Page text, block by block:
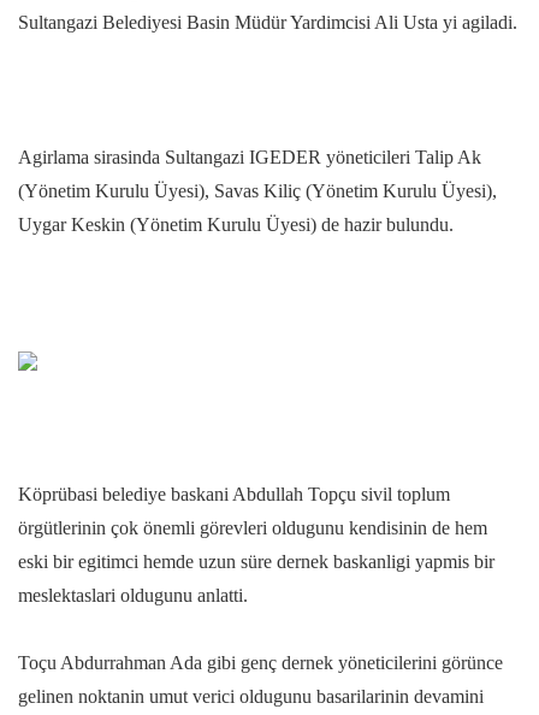
Sultangazi Belediyesi Basin Müdür Yardimcisi Ali Usta yi agiladi.
Agirlama sirasinda Sultangazi IGEDER yöneticileri Talip Ak
(Yönetim Kurulu Üyesi), Savas Kiliç (Yönetim Kurulu Üyesi),
Uygar Keskin (Yönetim Kurulu Üyesi) de hazir bulundu.
Köprübasi belediye baskani Abdullah Topçu sivil toplum
örgütlerinin çok önemli görevleri oldugunu kendisinin de hem
eski bir egitimci hemde uzun süre dernek baskanligi yapmis bir
meslektaslari oldugunu anlatti.
Toçu Abdurrahman Ada gibi genç dernek yöneticilerini görünce
gelinen noktanin umut verici oldugunu basarilarinin devamini